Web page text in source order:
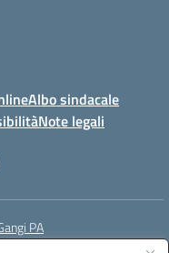
Albo sindacale
Note legali
PA